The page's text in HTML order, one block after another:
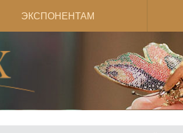
ЭКСПОНЕНТАМ